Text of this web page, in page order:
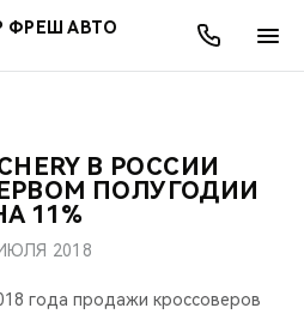
ФРЕШ АВТО
CHERY
АКЦИИ
СЕРВИСЫВ РОССИИ
ПОЛУГОДИИ
11%
2018
года продажи кроссоверов